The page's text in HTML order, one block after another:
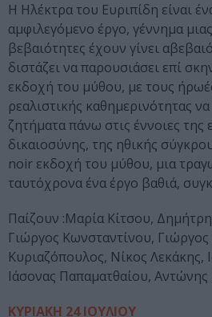
Η Ηλέκτρα του Ευριπίδη είναι
αμφιλεγόμενο έργο, γέννημα
βεβαιότητες έχουν γίνει
διστάζει να παρουσιάσει επί
εκδοχή του μύθου, με τους
ρεαλιστικής καθημερινότητας
ζητήματα πάνω στις έννοιες της
δικαιοσύνης, της ηθικής
noir εκδοχή του μύθου, μια
ταυτόχρονα ένα έργο βαθιά,
Παίζουν :Μαρία Κίτσου,
Γιώργος Κωνσταντίνου,
Κυριαζόπουλος, Νίκος Λεκάκης,
Ιάσονας Παπαματθαίου,
ΚΥΡΙΑΚΗ 24 ΙΟΥΛΙΟΥ